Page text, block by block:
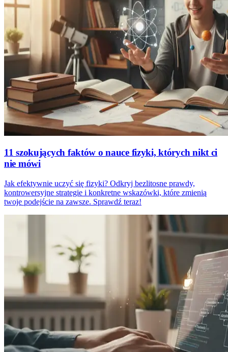
11 szokujących faktów o nauce fizyki, których nikt ci
nie mówi
Jak efektywnie uczyć się fizyki? Odkryj bezlitosne prawdy,
kontrowersyjne strategie i konkretne wskazówki, które zmienią
twoje podejście na zawsze. Sprawdź teraz!